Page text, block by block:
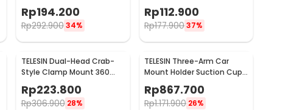
SUC-010
Rp194.200
Rp292.900 34%
JFM-009
Rp112.900
Rp177.90037%
TELESIN Dual-Head Crab-
Style Clamp Mount 360
Degree for GoPro - GP-
HBM-001-D
Rp223.800
Rp306.900 28%
TELESIN Three-Arm Car
Mount Holder Suction Cup
for DSLR GoPro DJI Osmo -
TE-TSB-001
Rp867.700
Rp1.171.900 26%